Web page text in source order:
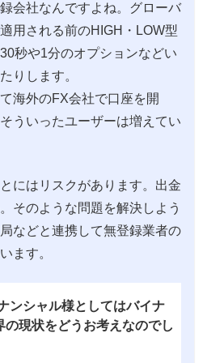
会社なんですよね。グローバ
用される前のHIGH・LOW型
秒や1分のオプションなどい
りします。
海外のFX会社で口座を開
ういったユーザーは増えてい
にはリスクがあります。出金
そのような問題を解決しよう
などと連携して無登録業者の
ます。
ンシャル様としてはバイナ
の現状をどうお考えなのでし